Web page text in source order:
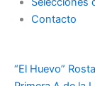
Contacto
“El Huevo”